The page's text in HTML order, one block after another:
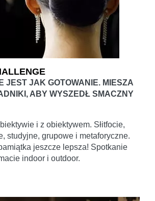
JEST JAK GOTOWANIE. MIESZA
ABY WYSZEDŁ SMACZNY
i z obiektywem. Słitfocie,
studyjne, grupowe i metaforyczne.
jeszcze lepsza! Spotkanie
indoor i outdoor.